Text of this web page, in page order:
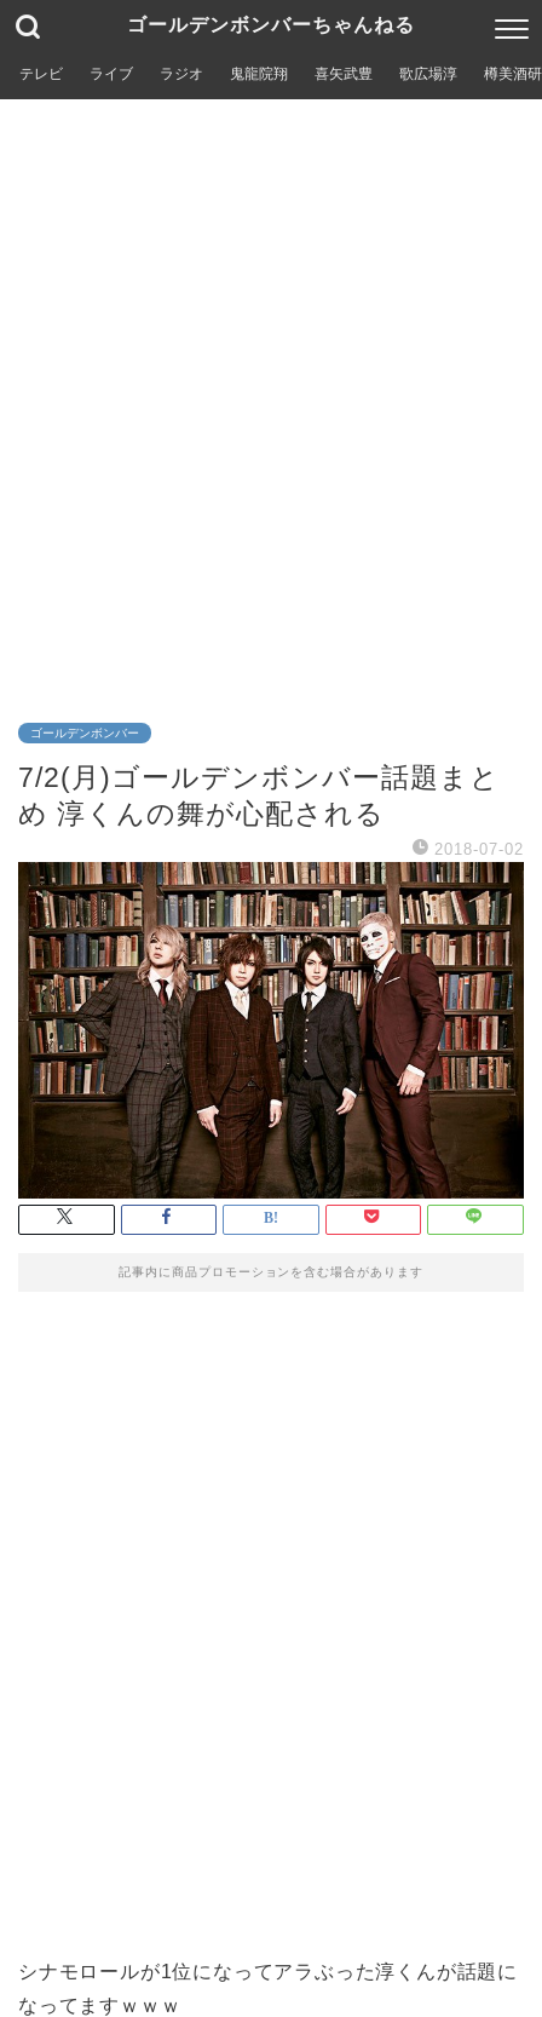
ゴールデンボンバーちゃんねる
テレビ ライブ ラジオ 鬼龍院翔 喜矢武豊 歌広場淳 樽美酒
ゴールデンボンバー
7/2(月)ゴールデンボンバー話題まと
め 淳くんの舞が心配される
2018-07-02
記事内に商品プロモーションを含む場合があります
シナモロールが1位になってアラぶった淳くんが話題に
なってますｗｗｗ